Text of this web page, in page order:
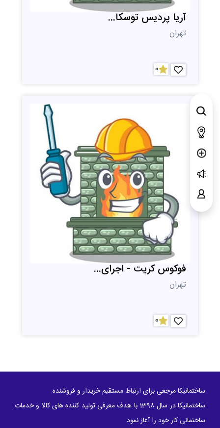
آریا پردیس توسکا...
تهران
0
فوکوس کریت - اجرای...
تهران
0
ساختمانیکا مرجعی برای ارتباط مستقیم خریدار و فروشنده
ساختمانیکا در سال 1398 با هدف معرفی تولید کننده های کالا و خدمات
ساختمانی کار خود را آغاز نمود